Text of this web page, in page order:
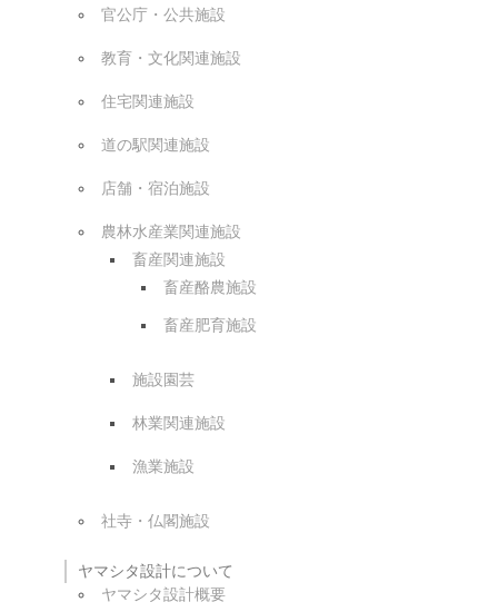
官公庁・公共施設
教育・文化関連施設
住宅関連施設
道の駅関連施設
店舗・宿泊施設
農林水産業関連施設
畜産関連施設
畜産酪農施設
畜産肥育施設
施設園芸
林業関連施設
漁業施設
社寺・仏閣施設
ヤマシタ設計について
ヤマシタ設計概要